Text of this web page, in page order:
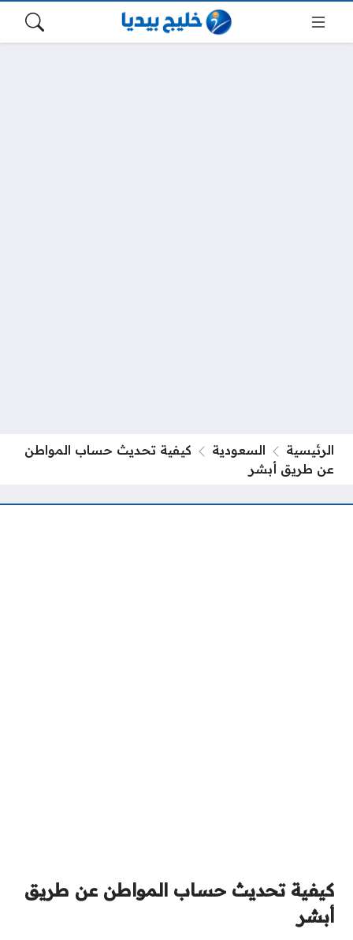
الرئيسية السعودية
كيفية تحديث حساب المواطن
عن طريق أبشر
كيفية تحديث حساب المواطن عن طريق
أبشر